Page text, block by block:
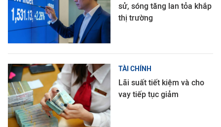
sử, sóng tăng lan tỏa khắp
thị trường
TÀI CHÍNH
Lãi suất tiết kiệm và cho
vay tiếp tục giảm